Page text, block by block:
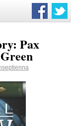
Pax